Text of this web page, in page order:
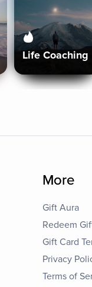
Life Coaching
More
Gift Aura
Redeem
Gift Card
Privacy
Terms of